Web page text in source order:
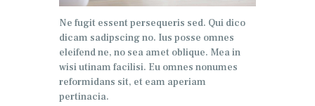
Ne fugit essent persequeris sed. Qui dico
dicam sadipscing no. Ius posse omnes
eleifend ne, no sea amet oblique. Mea in
wisi utinam facilisi. Eu omnes nonumes
reformidans sit, et eam aperiam
pertinacia.